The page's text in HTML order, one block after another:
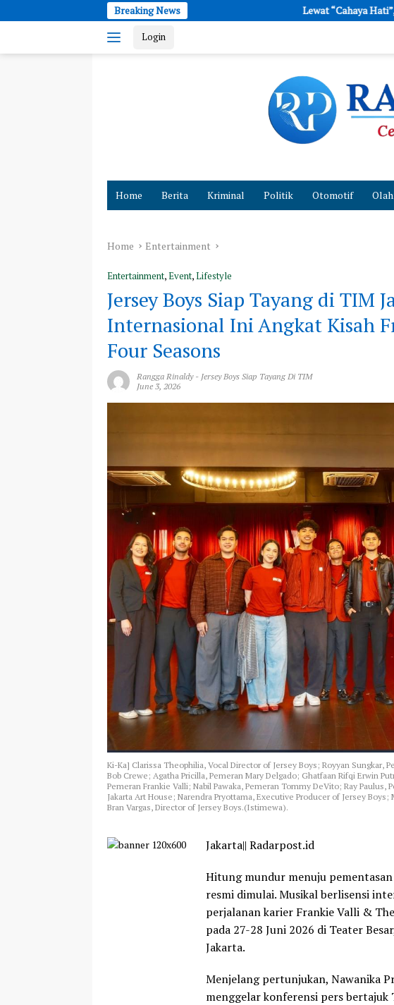
to
Breaking NewsLewat “Cahaya Hati”, Raisa Hadirkan Musik
Login
Home Berita Kriminal Politik Otomotif
Home Entertainment
Entertainment,Event,Lifestyle
Jersey Boys Siap Tayang di TIM
Internasional Ini Angkat Kisah
Four Seasons
Rangga Rinaldy- Jersey Boys Siap Tayang Di TIM
June 3, 2026
Ki-Ka] Clarissa Theophilia, Vocal Director of Jersey Boys; Royyan Sungkar,
Bob Crewe; Agatha Pricilla, Pemeran Mary Delgado; Ghatfaan Rifqi Erwin
Pemeran Frankie Valli; Nabil Pawaka, Pemeran Tommy DeVito; Ray Paulus,
Jakarta Art House; Narendra Pryottama, Executive Producer of Jersey
Bran Vargas, Director of Jersey Boys.(Istimewa).
Jakarta|| Radarpost.id
Hitung mundur menuju
resmi dimulai. Musikal berlisensi
perjalanan karier Frankie Valli &
pada 27-28 Juni 2026 di Teater
Jakarta.
Menjelang pertunjukan, Nawanika
menggelar konferensi pers bertajuk